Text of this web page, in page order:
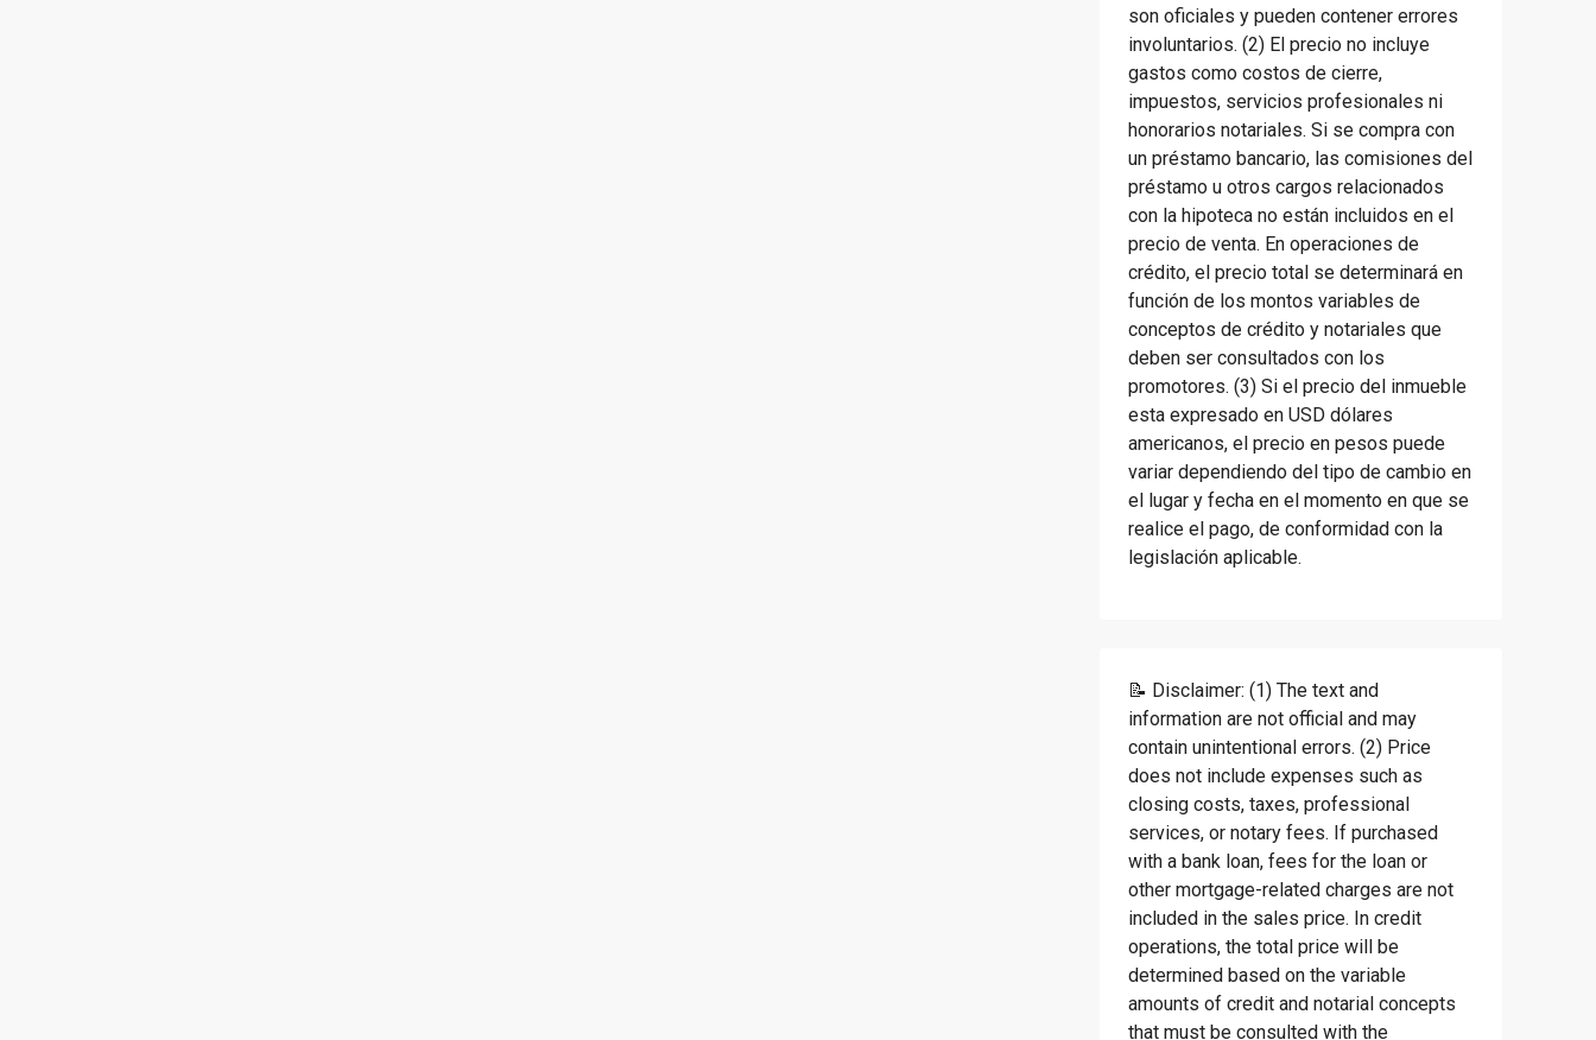
son oficiales y pueden contener errores
involuntarios. (2) El precio no incluye
gastos como costos de cierre,
impuestos, servicios profesionales ni
honorarios notariales. Si se compra con
un préstamo bancario, las comisiones del
préstamo u otros cargos relacionados
con la hipoteca no están incluidos en el
precio de venta. En operaciones de
crédito, el precio total se determinará en
función de los montos variables de
conceptos de crédito y notariales que
deben ser consultados con los
promotores. (3) Si el precio del inmueble
esta expresado en USD dólares
americanos, el precio en pesos puede
variar dependiendo del tipo de cambio en
el lugar y fecha en el momento en que se
realice el pago, de conformidad con la
legislación aplicable.
📝 Disclaimer: (1) The text and
information are not official and may
contain unintentional errors. (2) Price
does not include expenses such as
closing costs, taxes, professional
services, or notary fees. If purchased
with a bank loan, fees for the loan or
other mortgage-related charges are not
included in the sales price. In credit
operations, the total price will be
determined based on the variable
amounts of credit and notarial concepts
that must be consulted with the